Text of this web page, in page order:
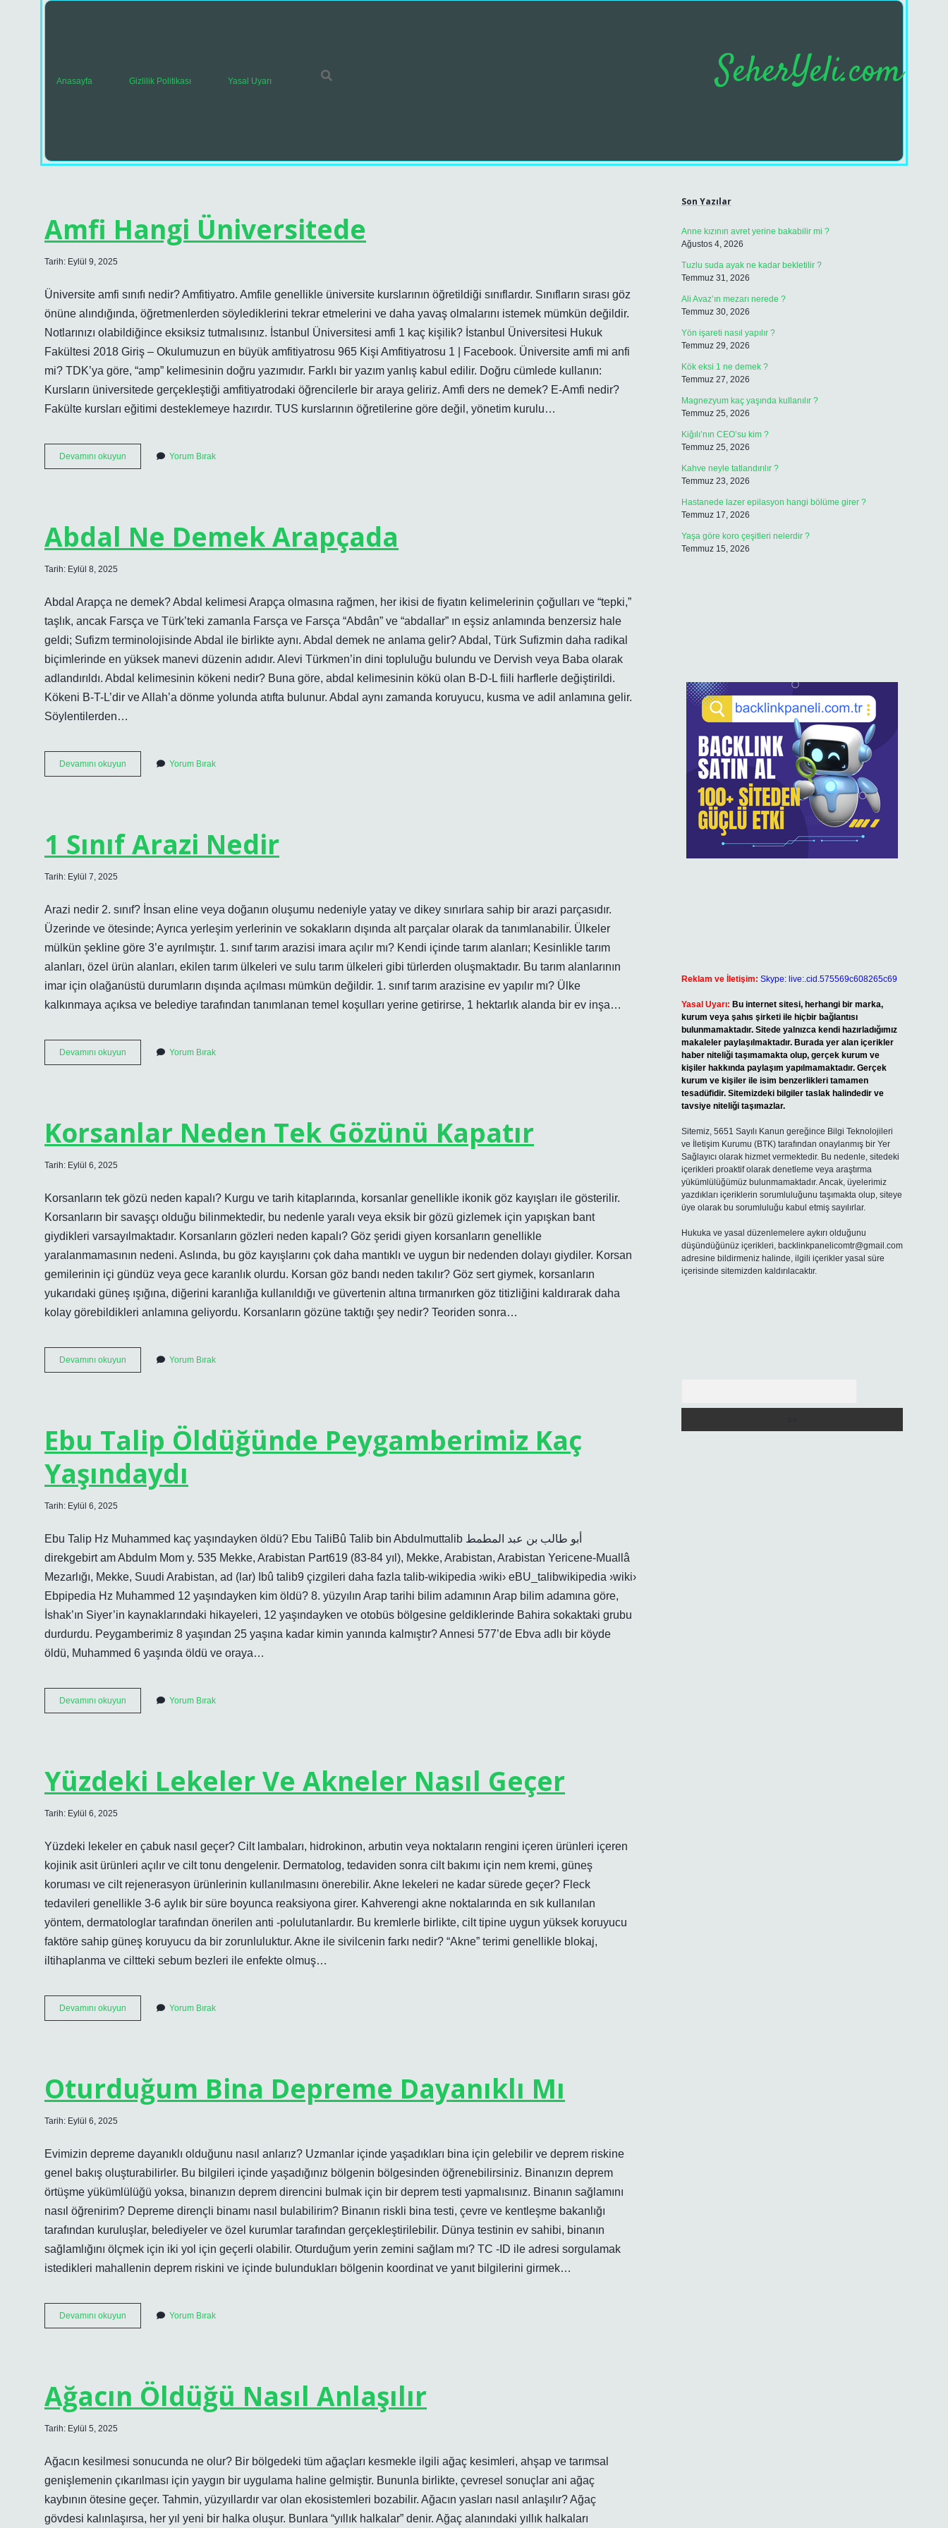
Anasayfa Gizlilik Politikası Yasal Uyarı SeherYeli.com
SeherYeli.com
Yazılar
Amfi Hangi Üniversitede
Tarih: Eylül 9, 2025
Üniversite amfi sınıfı nedir? Amfitiyatro. Amfile genellikle üniversite kurslarının öğretildiği sınıflardır. Sınıfların sırası göz
önüne alındığında, öğretmenlerden söylediklerini tekrar etmelerini ve daha yavaş olmalarını istemek mümkün değildir.
Notlarınızı olabildiğince eksiksiz tutmalısınız. İstanbul Üniversitesi amfi 1 kaç kişilik? İstanbul Üniversitesi Hukuk
Fakültesi 2018 Giriş – Okulumuzun en büyük amfitiyatrosu 965 Kişi Amfitiyatrosu 1 | Facebook. Üniversite amfi mi anfi
mi? TDK’ya göre, “amp” kelimesinin doğru yazımıdır. Farklı bir yazım yanlış kabul edilir. Doğru cümlede kullanın:
Kursların üniversitede gerçekleştiği amfitiyatrodaki öğrencilerle bir araya geliriz. Amfi ders ne demek? E-Amfi nedir?
Fakülte kursları eğitimi desteklemeye hazırdır. TUS kurslarının öğretilerine göre değil, yönetim kurulu…
Devamını okuyun
Hangi
Yorum Bırak
Abdal Ne Demek Arapçada
Tarih: Eylül 8, 2025
Abdal Arapça ne demek? Abdal kelimesi Arapça olmasına rağmen, her ikisi de fiyatın kelimelerinin çoğulları ve “tepki,”
taşlık, ancak Farsça ve Türk’teki zamanla Farsça ve Farsça “Abdân” ve “abdallar” ın eşsiz anlamında benzersiz hale
geldi; Sufizm terminolojisinde Abdal ile birlikte aynı. Abdal demek ne anlama gelir? Abdal, Türk Sufizmin daha radikal
biçimlerinde en yüksek manevi düzenin adıdır. Alevi Türkmen’in dini topluluğu bulundu ve Dervish veya Baba olarak
adlandırıldı. Abdal kelimesinin kökeni nedir? Buna göre, abdal kelimesinin kökü olan B-D-L fiili harflerle değiştirildi.
Kökeni B-T-L’dir ve Allah’a dönme yolunda atıfta bulunur. Abdal aynı zamanda koruyucu, kusma ve adil anlamına gelir.
Söylentilerden…
Devamını okuyun
Ne
Yorum Bırak
1 Sınıf Arazi Nedir
Tarih: Eylül 7, 2025
Arazi nedir 2. sınıf? İnsan eline veya doğanın oluşumu nedeniyle yatay ve dikey sınırlara sahip bir arazi parçasıdır.
Üzerinde ve ötesinde; Ayrıca yerleşim yerlerinin ve sokakların dışında alt parçalar olarak da tanımlanabilir. Ülkeler
mülkün şekline göre 3’e ayrılmıştır. 1. sınıf tarım arazisi imara açılır mı? Kendi içinde tarım alanları; Kesinlikle tarım
alanları, özel ürün alanları, ekilen tarım ülkeleri ve sulu tarım ülkeleri gibi türlerden oluşmaktadır. Bu tarım alanlarının
imar için olağanüstü durumların dışında açılması mümkün değildir. 1. sınıf tarım arazisine ev yapılır mı? Ülke
kalkınmaya açıksa ve belediye tarafından tanımlanan temel koşulları yerine getirirse, 1 hektarlık alanda bir ev inşa…
Devamını okuyun
Sınıf
Yorum Bırak
Korsanlar Neden Tek Gözünü Kapatır
Tarih: Eylül 6, 2025
Korsanların tek gözü neden kapalı? Kurgu ve tarih kitaplarında, korsanlar genellikle ikonik göz kayışları ile gösterilir.
Korsanların bir savaşçı olduğu bilinmektedir, bu nedenle yaralı veya eksik bir gözü gizlemek için yapışkan bant
giydikleri varsayılmaktadır. Korsanların gözleri neden kapalı? Göz şeridi giyen korsanların genellikle
yaralanmamasının nedeni. Aslında, bu göz kayışlarını çok daha mantıklı ve uygun bir nedenden dolayı giydiler. Korsan
gemilerinin içi gündüz veya gece karanlık olurdu. Korsan göz bandı neden takılır? Göz sert giymek, korsanların
yukarıdaki güneş ışığına, diğerini karanlığa kullanıldığı ve güvertenin altına tırmanırken göz titizliğini kaldırarak daha
kolay görebildikleri anlamına geliyordu. Korsanların gözüne taktığı şey nedir? Teoriden sonra…
Devamını okuyun Korsanlar
Neden
Yorum Bırak
Ebu Talip Öldüğünde Peygamberimiz Kaç
Yaşındaydı
Tarih: Eylül 6, 2025
Ebu Talip Hz Muhammed kaç yaşındayken öldü? Ebu TaliBû Talib bin Abdulmuttalib أبو طالب بن عبد المطمط
direkgebirt am Abdulm Mom y. 535 Mekke, Arabistan Part619 (83-84 yıl), Mekke, Arabistan, Arabistan Yericene-Muallâ
Mezarlığı, Mekke, Suudi Arabistan, ad (lar) Ibû talib9 çizgileri daha fazla talib-wikipedia ›wiki› eBU_talibwikipedia ›wiki›
Ebpipedia Hz Muhammed 12 yaşındayken kim öldü? 8. yüzyılın Arap tarihi bilim adamının Arap bilim adamına göre,
İshak’ın Siyer’in kaynaklarındaki hikayeleri, 12 yaşındayken ve otobüs bölgesine geldiklerinde Bahira sokaktaki grubu
durdurdu. Peygamberimiz 8 yaşından 25 yaşına kadar kimin yanında kalmıştır? Annesi 577’de Ebva adlı bir köyde
öldü, Muhammed 6 yaşında öldü ve oraya…
Devamını okuyun
Talip
Yorum Bırak
Yüzdeki Lekeler Ve Akneler Nasıl Geçer
Tarih: Eylül 6, 2025
Yüzdeki lekeler en çabuk nasıl geçer? Cilt lambaları, hidrokinon, arbutin veya noktaların rengini içeren ürünleri içeren
kojinik asit ürünleri açılır ve cilt tonu dengelenir. Dermatolog, tedaviden sonra cilt bakımı için nem kremi, güneş
koruması ve cilt rejenerasyon ürünlerinin kullanılmasını önerebilir. Akne lekeleri ne kadar sürede geçer? Fleck
tedavileri genellikle 3-6 aylık bir süre boyunca reaksiyona girer. Kahverengi akne noktalarında en sık kullanılan
yöntem, dermatologlar tarafından önerilen anti -polulutanlardır. Bu kremlerle birlikte, cilt tipine uygun yüksek koruyucu
faktöre sahip güneş koruyucu da bir zorunluluktur. Akne ile sivilcenin farkı nedir? “Akne” terimi genellikle blokaj,
iltihaplanma ve ciltteki sebum bezleri ile enfekte olmuş…
Devamını okuyun
Lekeler
Yorum Bırak
Oturduğum Bina Depreme Dayanıklı Mı
Tarih: Eylül 6, 2025
Evimizin depreme dayanıklı olduğunu nasıl anlarız? Uzmanlar içinde yaşadıkları bina için gelebilir ve deprem riskine
genel bakış oluşturabilirler. Bu bilgileri içinde yaşadığınız bölgenin bölgesinden öğrenebilirsiniz. Binanızın deprem
örtüşme yükümlülüğü yoksa, binanızın deprem direncini bulmak için bir deprem testi yapmalısınız. Binanın sağlamını
nasıl öğrenirim? Depreme dirençli binamı nasıl bulabilirim? Binanın riskli bina testi, çevre ve kentleşme bakanlığı
tarafından kuruluşlar, belediyeler ve özel kurumlar tarafından gerçekleştirilebilir. Dünya testinin ev sahibi, binanın
sağlamlığını ölçmek için iki yol için geçerli olabilir. Oturduğum yerin zemini sağlam mı? TC -ID ile adresi sorgulamak
istedikleri mahallenin deprem riskini ve içinde bulundukları bölgenin koordinat ve yanıt bilgilerini girmek…
Devamını okuyun Oturduğum
Bina
Yorum Bırak
Ağacın Öldüğü Nasıl Anlaşılır
Tarih: Eylül 5, 2025
Ağacın kesilmesi sonucunda ne olur? Bir bölgedeki tüm ağaçları kesmekle ilgili ağaç kesimleri, ahşap ve tarımsal
genişlemenin çıkarılması için yaygın bir uygulama haline gelmiştir. Bununla birlikte, çevresel sonuçlar ani ağaç
kaybının ötesine geçer. Tahmin, yüzyıllardır var olan ekosistemleri bozabilir. Ağacın yasları nasıl anlaşılır? Ağaç
gövdesi kalınlaşırsa, her yıl yeni bir halka oluşur. Bunlara “yıllık halkalar” denir. Ağaç alanındaki yıllık halkaları
Son Yazılar
Anne kızının avret yerine bakabilir mi ?
Ağustos 4, 2026
Tuzlu suda ayak ne kadar bekletilir ?
Temmuz 31, 2026
Ali Avaz’ın mezarı nerede ?
Temmuz 30, 2026
Yön işareti nasıl yapılır ?
Temmuz 29, 2026
Kök eksi 1 ne demek ?
Temmuz 27, 2026
Magnezyum kaç yaşında kullanılır ?
Temmuz 25, 2026
Kiğılı’nın CEO’su kim ?
Temmuz 25, 2026
Kahve neyle tatlandırılır ?
Temmuz 23, 2026
Hastanede lazer epilasyon hangi bölüme girer ?
Temmuz 17, 2026
Yaşa göre koro çeşitleri nelerdir ?
Temmuz 15, 2026
Reklam ve İletişim: Skype: live:.cid.575569c608265c69
Yasal Uyarı: Bu internet sitesi, herhangi bir marka,
kurum veya şahıs şirketi ile hiçbir bağlantısı
bulunmamaktadır. Sitede yalnızca kendi hazırladığımız
makaleler paylaşılmaktadır. Burada yer alan içerikler
haber niteliği taşımamakta olup, gerçek kurum ve
kişiler hakkında paylaşım yapılmamaktadır. Gerçek
kurum ve kişiler ile isim benzerlikleri tamamen
tesadüfidir. Sitemizdeki bilgiler taslak halindedir ve
tavsiye niteliği taşımazlar.
Sitemiz, 5651 Sayılı Kanun gereğince Bilgi Teknolojileri
ve İletişim Kurumu (BTK) tarafından onaylanmış bir Yer
Sağlayıcı olarak hizmet vermektedir. Bu nedenle, sitedeki
içerikleri proaktif olarak denetleme veya araştırma
yükümlülüğümüz bulunmamaktadır. Ancak, üyelerimiz
yazdıkları içeriklerin sorumluluğunu taşımakta olup, siteye
üye olarak bu sorumluluğu kabul etmiş sayılırlar.
Hukuka ve yasal düzenlemelere aykırı olduğunu
düşündüğünüz içerikleri, backlinkpanelicomtr@gmail.com
adresine bildirmeniz halinde, ilgili içerikler yasal süre
içerisinde sitemizden kaldırılacaktır.